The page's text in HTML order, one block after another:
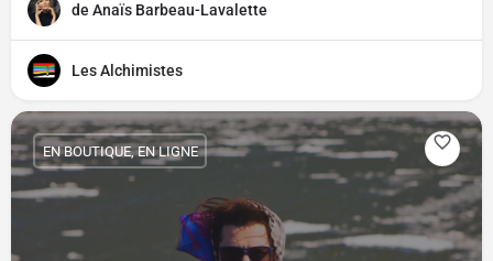
de Anaïs Barbeau-Lavalette
Les Alchimistes
EN BOUTIQUE, EN LIGNE